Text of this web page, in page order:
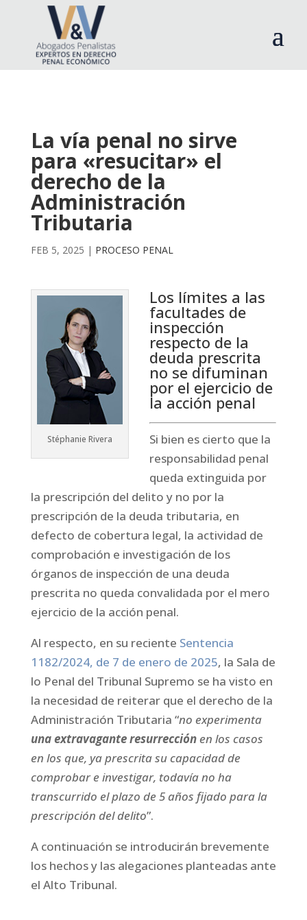
La vía penal no sirve
para «resucitar» el
derecho de la
Administración
Tributaria
FEB 5, 2025 | PROCESO PENAL
Stéphanie Rivera
Los límites a las
facultades de
inspección
respecto de la
deuda prescrita
no se difuminan
por el ejercicio de
la acción penal
Si bien es cierto que la
responsabilidad penal
queda extinguida por
la prescripción del delito y no por la
prescripción de la deuda tributaria, en
defecto de cobertura legal, la actividad de
comprobación e investigación de los
órganos de inspección de una deuda
prescrita no queda convalidada por el mero
ejercicio de la acción penal.
Al respecto, en su reciente Sentencia
1182/2024, de 7 de enero de 2025, la Sala de
lo Penal del Tribunal Supremo se ha visto en
la necesidad de reiterar que el derecho de la
Administración Tributaria “no experimenta
una extravagante resurrecciónen los casos
en los que, ya prescrita su capacidad de
comprobar e investigar, todavía no ha
transcurrido el plazo de 5 años fijado para la
prescripción del delito”.
A continuación se introducirán brevemente
los hechos y las alegaciones planteadas ante
el Alto Tribunal.